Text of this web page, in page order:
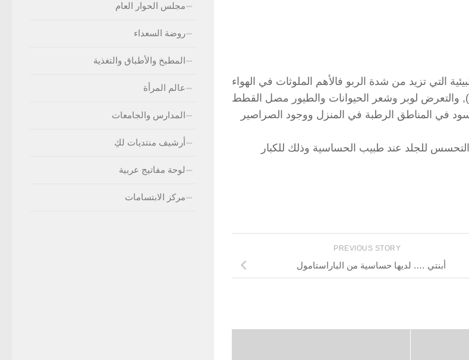
التي تزيد من شدة الربو فالأهم الملوثات في الهواء
والتعرض لوبر وشعر الحيوانات والطيور مصل القطط
في المناطق الرطبة في المنزل ووجود الصراصير
للجلد عند طبيب الحساسية وذلك للكبار
PREVIOUS STORY
أبنتي …. لديها حساسية من الباراستامول
مجلس الحوار العام
روضة السعداء
المطبخ والأطباق والتغذية
عالم المرأة
المدارس والجامعات
أرشيف منتديات لكِ
لوحة مفاتيج عربية
مركز الابتسامات